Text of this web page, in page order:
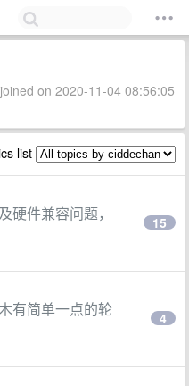
on 2020-11-04 08:56:05
list
硬件兼容问题，
15
有简单一点的轮
4